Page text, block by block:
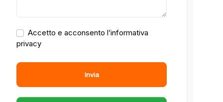
Accetto e acconsento l’informativa
privacy
Invia